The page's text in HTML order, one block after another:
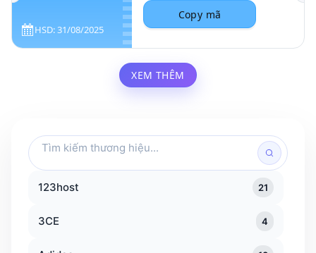
HSD: 31/08/2025
Copy mã
XEM THÊM
Tìm
kiếm
thương
hiệu
123host 21
3CE 4